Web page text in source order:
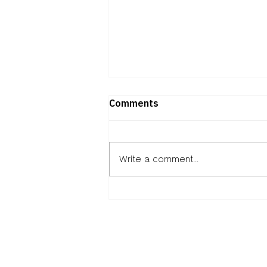
Comments
Write a comment...